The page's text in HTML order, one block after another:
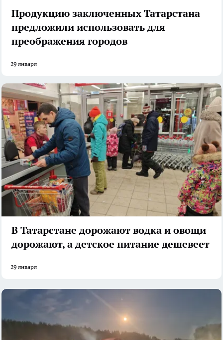
Продукцию заключенных Татарстана
предложили использовать для
преображения городов
29 января
В Татарстане дорожают водка и овощи
дорожают, а детское питание дешевеет
29 января